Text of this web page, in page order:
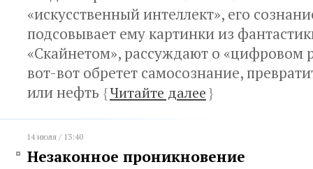
«искусственный интеллект», его
подсовывает ему картинки из
«Скайнетом», рассуждают о «цифровом
вот-вот обретет самосознание,
или нефть {Читайте далее}
14 июля / 13:40
Незаконное проникновение